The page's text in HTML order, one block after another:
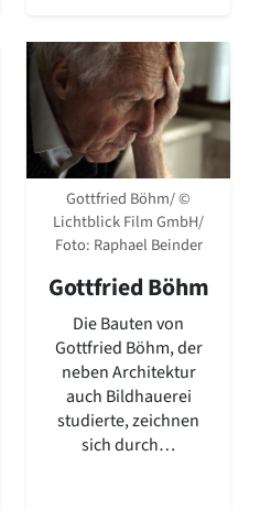
Gottfried Böhm/ ©
Lichtblick Film GmbH/
Foto: Raphael Beinder
Gottfried Böhm
Die Bauten von
Gottfried Böhm, der
neben Architektur
auch Bildhauerei
studierte, zeichnen
sich durch…